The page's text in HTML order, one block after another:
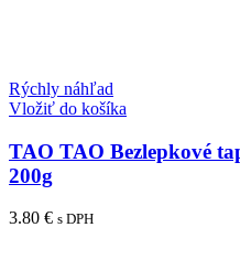
Rýchly náhľad
Vložiť do košíka
TAO TAO Bezlepkové
200g
3.80 € s DPH